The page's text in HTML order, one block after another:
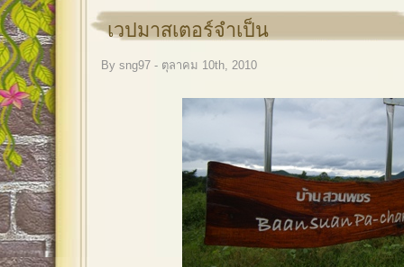
เวปมาสเตอร์จำเป็น
By sng97 - ตุลาคม 10th, 2010